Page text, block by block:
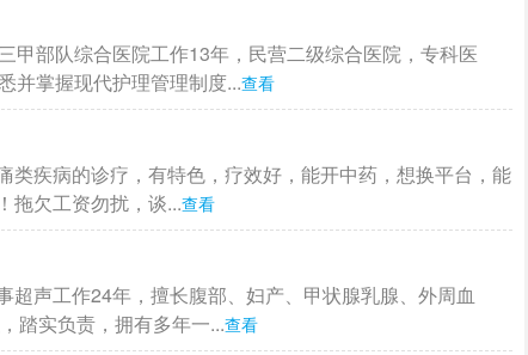
甲部队综合医院工作13年，民营二级综合医院，专科医
并掌握现代护理管理制度...查看
类疾病的诊疗，有特色，疗效好，能开中药，想换平台，能
拖欠工资勿扰，谈...查看
超声工作24年，擅长腹部、妇产、甲状腺乳腺、外周血
踏实负责，拥有多年一...查看